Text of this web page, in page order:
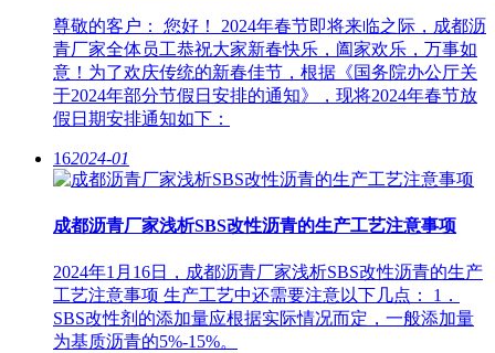
尊敬的客户： 您好！ 2024年春节即将来临之际，成都沥
青厂家全体员工恭祝大家新春快乐，阖家欢乐，万事如
意！为了欢庆传统的新春佳节，根据《国务院办公厅关
于2024年部分节假日安排的通知》，现将2024年春节放
假日期安排通知如下：
162024-01
成都沥青厂家浅析SBS改性沥青的生产工艺注意事项
2024年1月16日，成都沥青厂家浅析SBS改性沥青的生产
工艺注意事项 生产工艺中还需要注意以下几点： 1．
SBS改性剂的添加量应根据实际情况而定，一般添加量
为基质沥青的5%-15%。